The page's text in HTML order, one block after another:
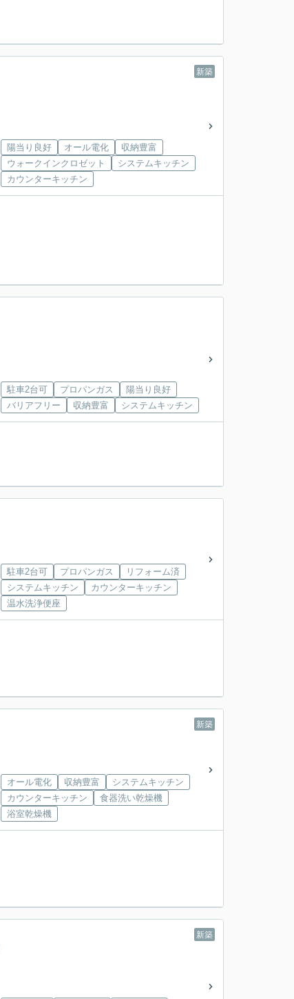
新築
陽当り良好 オール電化
収納豊富
ウォークインクロゼット
システムキッチン
カウンターキッチン
駐車2台可 プロパンガス
陽当り良好
バリアフリー
収納豊富 システムキッチン
駐車2台可 プロパンガス
リフォーム済
システムキッチン
カウンターキッチン
温水洗浄便座
新築
オール電化 収納豊富
システムキッチン
カウンターキッチン
食器洗い乾燥機
浴室乾燥機
新築